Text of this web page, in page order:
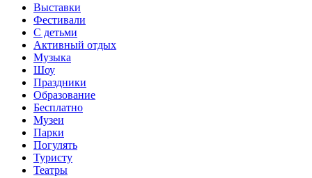
Выставки
Фестивали
С детьми
Активный отдых
Музыка
Шоу
Праздники
Образование
Бесплатно
Музеи
Парки
Погулять
Туристу
Театры